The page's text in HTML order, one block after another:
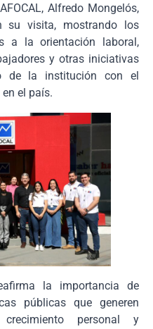
Alfredo Mongelós,
su visita, mostrando los
a la orientación laboral,
y otras iniciativas
de la institución con el
el país.
la importancia de
públicas que generen
personal y